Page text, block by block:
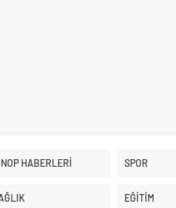
HABERLERİ SPOR
EĞİTİM